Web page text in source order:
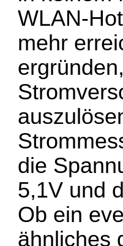
WLAN-
mehr
die
5,1V und
Ob ein
ähnliches